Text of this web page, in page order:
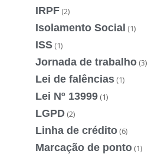
IRPF (2)
Isolamento Social (1)
ISS (1)
Jornada de trabalho (3)
Lei de falências (1)
Lei Nº 13999 (1)
LGPD (2)
Linha de crédito (6)
Marcação de ponto (1)